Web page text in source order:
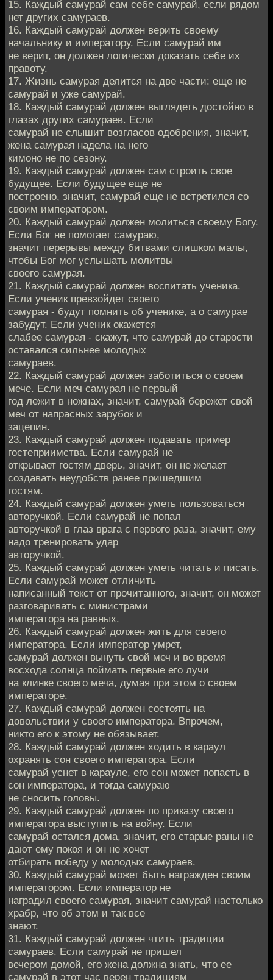
15. Каждый самурай сам себе самурай, если рядом
нет других самураев.
16. Каждый самурай должен верить своему
начальнику и императору. Если самурай им
не верит, он должен логически доказать себе их
правоту.
17. Жизнь самурая делится на две части: еще не
самурай и уже самурай.
18. Каждый самурай должен выглядеть достойно в
глазах других самураев. Если
самурай не слышит возгласов одобрения, значит,
жена самурая надела на него
кимоно не по сезону.
19. Каждый самурай должен сам строить свое
будущее. Если будущее еще не
построено, значит, самурай еще не встретился со
своим императором.
20. Каждый самурай должен молиться своему Богу.
Если Бог не помогает самураю,
значит перерывы между битвами слишком малы,
чтобы Бог мог услышать молитвы
своего самурая.
21. Каждый самурай должен воспитать ученика.
Если ученик превзойдет своего
самурая - будут помнить об ученике, а о самурае
забудут. Если ученик окажется
слабее самурая - скажут, что самурай до старости
оставался сильнее молодых
самураев.
22. Каждый самурай должен заботиться о своем
мече. Если меч самурая не первый
год лежит в ножнах, значит, самурай бережет свой
меч от напрасных зарубок и
зацепин.
23. Каждый самурай должен подавать пример
гостеприимства. Если самурай не
открывает гостям дверь, значит, он не желает
создавать неудобств ранее пришедшим
гостям.
24. Каждый самурай должен уметь пользоваться
авторучкой. Если самурай не попал
авторучкой в глаз врага с первого раза, значит, ему
надо тренировать удар
авторучкой.
25. Каждый самурай должен уметь читать и писать.
Если самурай может отличить
написанный текст от прочитанного, значит, он может
разговаривать с министрами
императора на равных.
26. Каждый самурай должен жить для своего
императора. Если император умрет,
самурай должен вынуть свой меч и во время
восхода солнца поймать первые его лучи
на клинке своего меча, думая при этом о своем
императоре.
27. Каждый самурай должен состоять на
довольствии у своего императора. Впрочем,
никто его к этому не обязывает.
28. Каждый самурай должен ходить в караул
охранять сон своего императора. Если
самурай уснет в карауле, его сон может попасть в
сон императора, и тогда самураю
не сносить головы.
29. Каждый самурай должен по приказу своего
императора выступить на войну. Если
самурай остался дома, значит, его старые раны не
дают ему покоя и он не хочет
отбирать победу у молодых самураев.
30. Каждый самурай может быть награжден своим
императором. Если император не
наградил своего самурая, значит самурай настолько
храбр, что об этом и так все
знают.
31. Каждый самурай должен чтить традиции
самураев. Если самурай не пришел
вечером домой, его жена должна знать, что ее
самурай в этот час верен традициям